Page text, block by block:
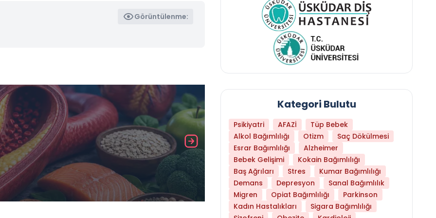
Görüntülenme:
Daha Az Protein Tüketmek Yaşlanmayı
Kategori Bulutu
Psikiyatri AFAZİ
Tüp Bebek
Alkol Bağımlılığı
Otizm
Saç Dökülmesi
Esrar Bağımlılığı
Alzheimer
Bebek Gelişimi
Kokain Bağımlılığı
Baş Ağrıları
Stres
Kumar Bağımlılığı
Demans
Depresyon
Sanal Bağımlılık
Migren
Opiat Bağımlılığı
Parkinson
Kadın Hastalıkları
Sigara Bağımlılığı